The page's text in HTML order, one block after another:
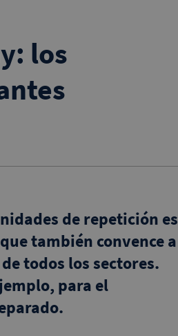
los
de repetición es
también convence a
todos los sectores.
para el